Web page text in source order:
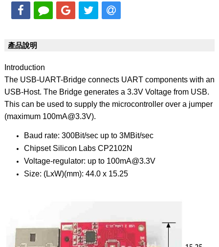
產品說明
Introduction
The USB-UART-Bridge connects UART components with an
USB-Host. The Bridge generates a 3.3V Voltage from USB.
This can be used to supply the microcontroller over a jumper
(maximum 100mA@3.3V).
Baud rate: 300Bit/sec up to 3MBit/sec
Chipset Silicon Labs CP2102N
Voltage-regulator: up to 100mA@3.3V
Size: (LxW)(mm): 44.0 x 15.25